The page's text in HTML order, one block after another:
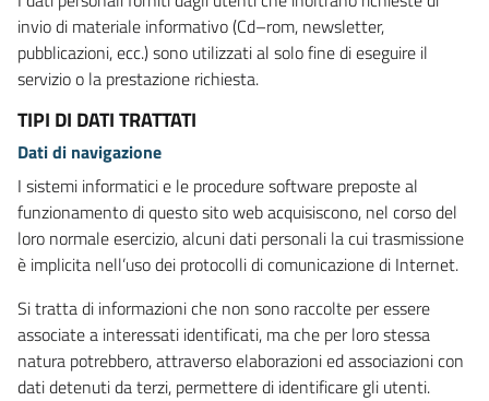
invio di materiale informativo (Cd–rom, newsletter,
pubblicazioni, ecc.) sono utilizzati al solo fine di eseguire il
servizio o la prestazione richiesta.
TIPI DI DATI TRATTATI
Dati di navigazione
I sistemi informatici e le procedure software preposte al
funzionamento di questo sito web acquisiscono, nel corso del
loro normale esercizio, alcuni dati personali la cui trasmissione
è implicita nell’uso dei protocolli di comunicazione di Internet.
Si tratta di informazioni che non sono raccolte per essere
associate a interessati identificati, ma che per loro stessa
natura potrebbero, attraverso elaborazioni ed associazioni con
dati detenuti da terzi, permettere di identificare gli utenti.